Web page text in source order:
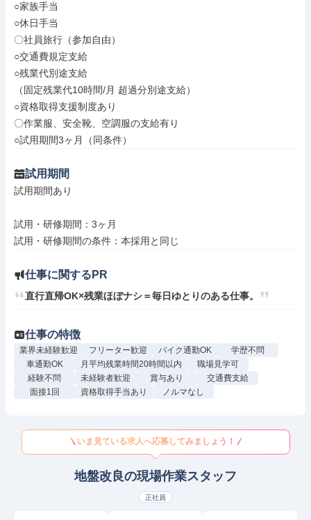
○家族手当
○休日手当
〇社員旅行（参加自由）
○交通費規定支給
○残業代別途支給
（固定残業代10時間/月 超過分別途支給）
○資格取得支援制度あり
〇作業服、安全靴、空調服の支給有り
○試用期間3ヶ月（同条件）
試用期間
試用期間あり
試用・研修期間：3ヶ月
仕事に関するPR
直行直帰OK×残業ほぼナシ＝毎日ゆとりのある仕事。
仕事の特徴
業界未経験歓迎 フリーター歓迎 バイク通勤OK
学歴不問
車通勤OK
月平均残業時間20時間以内
職場見学可
経験不問
未経験者歓迎 賞与あり
交通費支給
面接1回
資格取得手当あり ノルマなし
いま見ている求人へ応募してみましょう！
地盤改良の現場作業スタッフ
正社員